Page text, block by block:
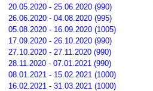
20.05.2020 - 25.06.2020 (990)
26.06.2020 - 04.08.2020 (995)
05.08.2020 - 16.09.2020 (1005)
17.09.2020 - 26.10.2020 (990)
27.10.2020 - 27.11.2020 (990)
28.11.2020 - 07.01.2021 (990)
08.01.2021 - 15.02.2021 (1000)
16.02.2021 - 31.03.2021 (1000)